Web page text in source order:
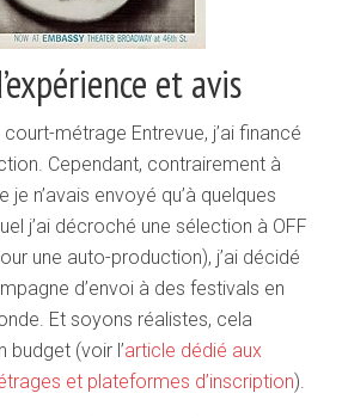
et avis
métrage Entrevue, j’ai financé
Cependant, contrairement à
n’avais envoyé qu’à quelques
j’ai décroché une sélection à OFF
une auto-production), j’ai décidé
d’envoi à des festivals en
Et soyons réalistes, cela
budget (voir l’article dédié aux
et plateformes d’inscription).